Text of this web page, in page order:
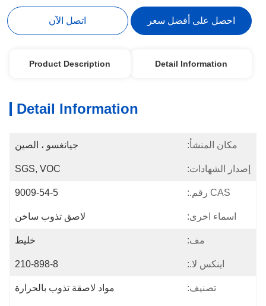
احصل على أفضل سعر اتصل الآن
Detail Information
Product Description
Detail Information
مكان المنشأ: جيانغسو ، الصين
إصدار الشهادات: SGS, VOC
CAS رقم.: 9009-54-5
اسماء اخرى: لاصق تذوب ساخن
مف: خليط
اينكس لا.: 210-898-8
تصنيف: مواد لاصقة تذوب بالحرارة